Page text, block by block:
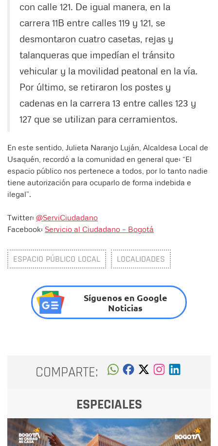
con calle 121. De igual manera, en la
carrera 11B entre calles 119 y 121, se
desmontaron cuatro casetas, rejas y
talanqueras que impedían el tránsito
vehicular y la movilidad peatonal en la vía.
Por último, se retiraron los postes y
cadenas en la carrera 13 entre calles 123 y
127 que se utilizan para cerramientos.
En este sentido, Julieta Naranjo Luján, Alcaldesa Local de
Usaquén, recordó a la comunidad en general que: “El
espacio público nos pertenece a todos, por lo tanto nadie
tiene autorización para ocuparlo de forma indebida e
ilegal”.
Twitter: @ServiCiudadano
Facebook: Servicio al Ciudadano – Bogotá
ESPACIO PÚBLICO LOCAL LOCALIDADES
Síguenos en Google
Noticias
COMPARTE:
ESPECIALES